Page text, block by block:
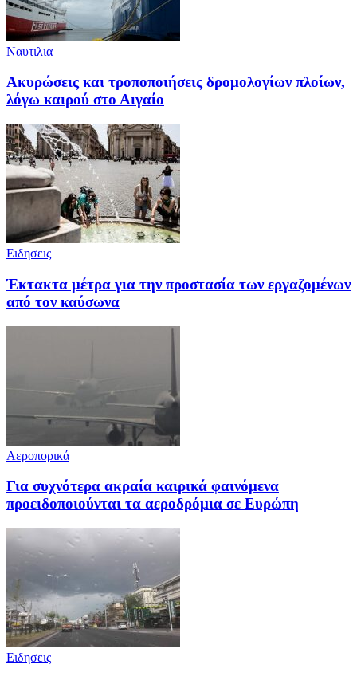
Ναυτιλια
Ακυρώσεις και τροποποιήσεις δρομολογίων πλοίων,
λόγω καιρού στο Αιγαίο
Ειδησεις
Έκτακτα μέτρα για την προστασία των εργαζομένων
από τον καύσωνα
Αεροπορικά
Για συχνότερα ακραία καιρικά φαινόμενα
προειδοποιούνται τα αεροδρόμια σε Ευρώπη
Ειδησεις